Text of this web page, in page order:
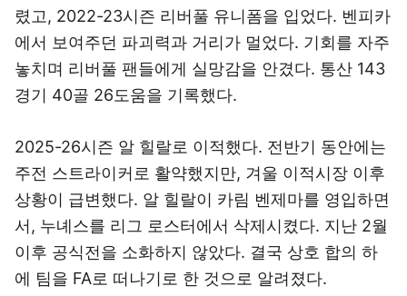
렸고, 2022-23시즌 리버풀 유니폼을 입었다. 벤피카
에서 보여주던 파괴력과 거리가 멀었다. 기회를 자주
놓치며 리버풀 팬들에게 실망감을 안겼다. 통산 143
경기 40골 26도움을 기록했다.
2025-26시즌 알 힐랄로 이적했다. 전반기 동안에는
주전 스트라이커로 활약했지만, 겨울 이적시장 이후
상황이 급변했다. 알 힐랄이 카림 벤제마를 영입하면
서, 누녜스를 리그 로스터에서 삭제시켰다. 지난 2월
이후 공식전을 소화하지 않았다. 결국 상호 합의 하
에 팀을 FA로 떠나기로 한 것으로 알려졌다.